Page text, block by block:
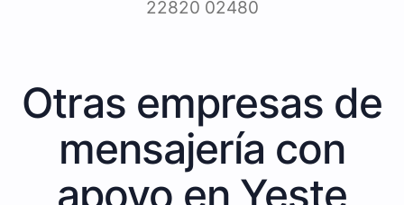
22820 02480
Otras empresas de
mensajería con
apoyo en Yeste